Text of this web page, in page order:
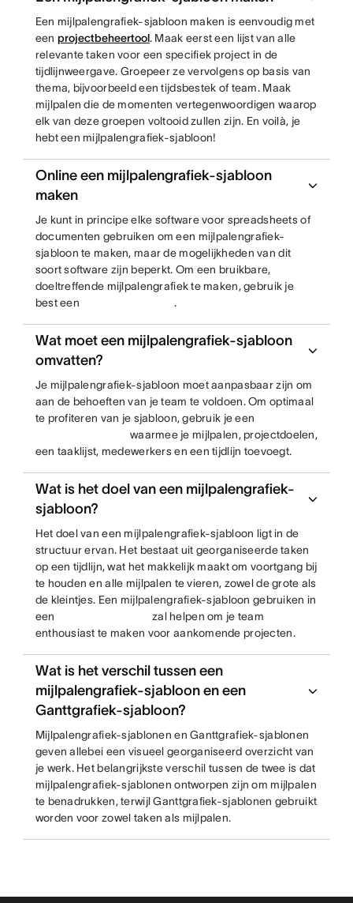
Een mijlpalengrafiek-sjabloon maken is eenvoudig met
een projectbeheertool. Maak eerst een lijst van alle
relevante taken voor een specifiek project in de
tijdlijnweergave. Groepeer ze vervolgens op basis van
thema, bijvoorbeeld een tijdsbestek of team. Maak
mijlpalen die de momenten vertegenwoordigen waarop
elk van deze groepen voltooid zullen zijn. En voilà, je
hebt een mijlpalengrafiek-sjabloon!
Online een mijlpalengrafiek-sjabloon
maken
Je kunt in principe elke software voor spreadsheets of
documenten gebruiken om een mijlpalengrafiek-
sjabloon te maken, maar de mogelijkheden van dit
soort software zijn beperkt. Om een bruikbare,
doeltreffende mijlpalengrafiek te maken, gebruik je
best een
.
Wat moet een mijlpalengrafiek-sjabloon
omvatten?
Je mijlpalengrafiek-sjabloon moet aanpasbaar zijn om
aan de behoeften van je team te voldoen. Om optimaal
te profiteren van je sjabloon, gebruik je een
waarmee je mijlpalen, projectdoelen,
een taaklijst, medewerkers en een tijdlijn toevoegt.
Wat is het doel van een mijlpalengrafiek-
sjabloon?
Het doel van een mijlpalengrafiek-sjabloon ligt in de
structuur ervan. Het bestaat uit georganiseerde taken
op een tijdlijn, wat het makkelijk maakt om voortgang bij
te houden en alle mijlpalen te vieren, zowel de grote als
de kleintjes. Een mijlpalengrafiek-sjabloon gebruiken in
een
zal helpen om je team
enthousiast te maken voor aankomende projecten.
Wat is het verschil tussen een
mijlpalengrafiek-sjabloon en een
Ganttgrafiek-sjabloon?
Mijlpalengrafiek-sjablonen en Ganttgrafiek-sjablonen
geven allebei een visueel georganiseerd overzicht van
je werk. Het belangrijkste verschil tussen de twee is dat
mijlpalengrafiek-sjablonen ontworpen zijn om mijlpalen
te benadrukken, terwijl Ganttgrafiek-sjablonen gebruikt
worden voor zowel taken als mijlpalen.